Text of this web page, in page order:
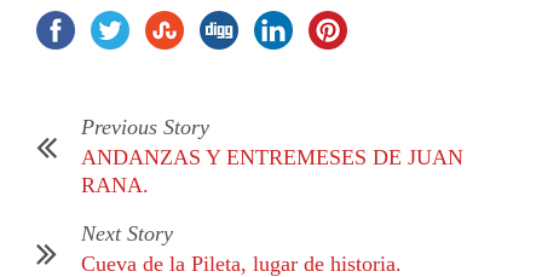
Previous Story
ANDANZAS Y ENTREMESES DE JUAN
RANA.
Next Story
Cueva de la Pileta, lugar de historia.